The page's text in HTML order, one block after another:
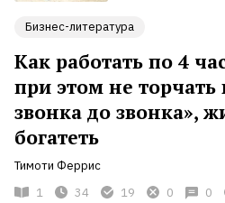
Бизнес-литература
Как работать по 4
при этом не торчать
звонка до звонка»,
богатеть
Тимоти Феррис
1
34 19 0 0